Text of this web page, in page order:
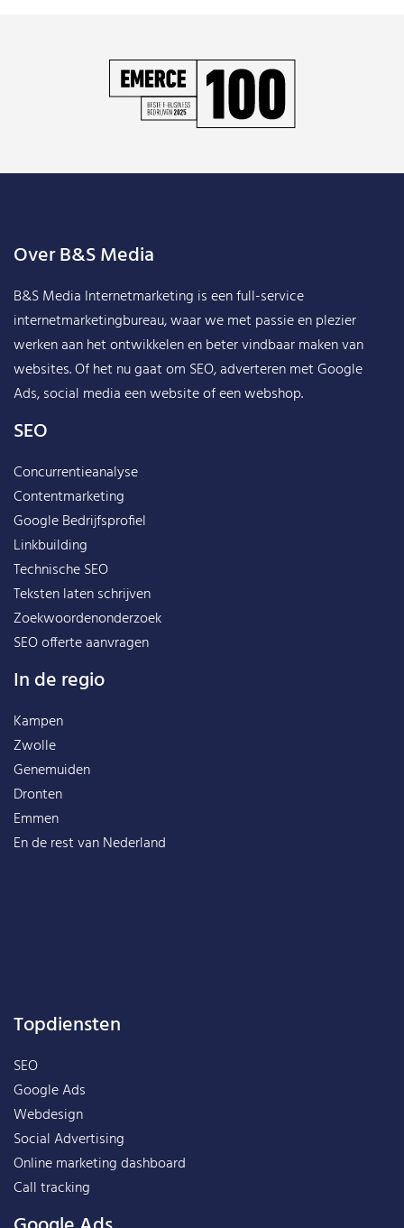
Over B&S Media
B&S Media Internetmarketing is een full-service
internetmarketingbureau, waar we met passie en plezier
werken aan het ontwikkelen en beter vindbaar maken van
websites. Of het nu gaat om SEO, adverteren met Google
Ads, social media een website of een webshop.
SEO
Concurrentieanalyse
Contentmarketing
Google Bedrijfsprofiel
Linkbuilding
Technische SEO
Teksten laten schrijven
Zoekwoordenonderzoek
SEO offerte aanvragen
In de regio
Kampen
Zwolle
Genemuiden
Dronten
Emmen
En de rest vanNederland
Topdiensten
SEO
Google Ads
Webdesign
Social Advertising
Online marketing dashboard
Call tracking